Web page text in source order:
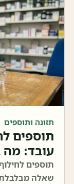
תזונה ותוספים
תוספים
עובד: מה
תוספים